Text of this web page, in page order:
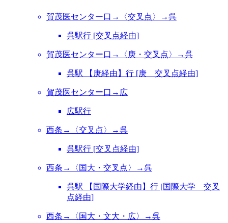
賀茂医センター口→〈交叉点〉→呉
呉駅行 [交叉点経由]
賀茂医センター口→〈庚・交叉点〉→呉
呉駅 【庚経由】行 [庚 交叉点経由]
賀茂医センター口→広
広駅行
西条→〈交叉点〉→呉
呉駅行 [交叉点経由]
西条→〈国大・交叉点〉→呉
呉駅 【国際大学経由】行 [国際大学 交叉
点経由]
西条→〈国大・文大・広〉→呉